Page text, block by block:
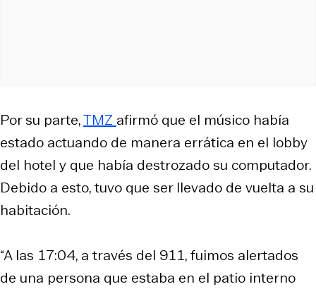
Por su parte,TMZ afirmó que el músico había
estado actuando de manera errática en el lobby
del hotel y que había destrozado su computador.
Debido a esto, tuvo que ser llevado de vuelta a su
habitación.
“A las 17:04, a través del 911, fuimos alertados
de una persona que estaba en el patio interno